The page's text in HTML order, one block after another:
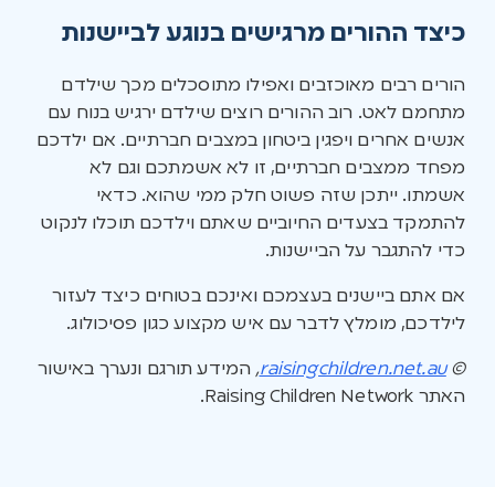
כיצד ההורים מרגישים בנוגע לביישנות
הורים רבים מאוכזבים ואפילו מתוסכלים מכך שילדם
מתחמם לאט. רוב ההורים רוצים שילדם ירגיש בנוח עם
אנשים אחרים ויפגין ביטחון במצבים חברתיים. אם ילדכם
מפחד ממצבים חברתיים, זו לא אשמתכם וגם לא
אשמתו. ייתכן שזה פשוט חלק ממי שהוא. כדאי
להתמקד בצעדים החיוביים שאתם וילדכם תוכלו לנקוט
כדי להתגבר על הביישנות.
אם אתם ביישנים בעצמכם ואינכם בטוחים כיצד לעזור
לילדכם, מומלץ לדבר עם איש מקצוע כגון פסיכולוג.
©
raisingchildren.net.au
, המידע תורגם ונערך באישור
האתר Raising Children Network.